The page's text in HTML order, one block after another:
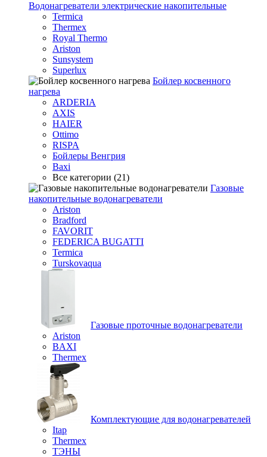
Водонагреватели электрические накопительные
Termica
Thermex
Royal Thermo
Ariston
Sunsystem
Superlux
Бойлер косвенного
нагрева
ARDERIA
AXIS
HAIER
Ottimo
RISPA
Бойлеры Венгрия
Baxi
Все категории (21)
Газовые
накопительные водонагреватели
Ariston
Bradford
FAVORIT
FEDERICA BUGATTI
Termica
Turskovaqua
Газовые проточные водонагреватели
Ariston
BAXI
Thermex
Комплектующие для водонагревателей
Itap
Thermex
ТЭНЫ